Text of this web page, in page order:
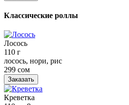
Классические роллы
Лосось
110 г
лосось, нори, рис
299 сом
Заказать
Креветка